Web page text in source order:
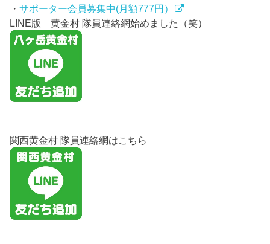
・サポーター会員募集中(月額777円）
LINE版 黄金村 隊員連絡網始めました（笑）
関西黄金村 隊員連絡網はこちら